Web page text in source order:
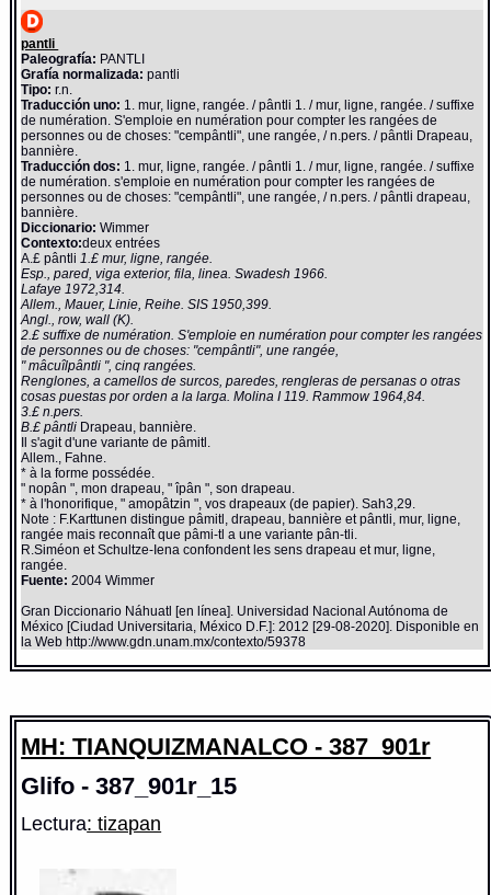
pantli
Paleografía: PANTLI
Grafía normalizada: pantli
Tipo: r.n.
Traducción uno: 1. mur, ligne, rangée. / pântli 1. / mur, ligne, rangée. / suffixe
de numération. S'emploie en numération pour compter les rangées de
personnes ou de choses: "cempântli", une rangée, / n.pers. / pântli Drapeau,
bannière.
Traducción dos: 1. mur, ligne, rangée. / pântli 1. / mur, ligne, rangée. / suffixe
de numération. s'emploie en numération pour compter les rangées de
personnes ou de choses: "cempântli", une rangée, / n.pers. / pântli drapeau,
bannière.
Diccionario:Wimmer
Contexto:deux entrées
A.£ pântli 1.£ mur, ligne, rangée.
Esp., pared, viga exterior, fila, linea. Swadesh 1966.
Lafaye 1972,314.
Allem., Mauer, Linie, Reihe. SIS 1950,399.
Angl., row, wall (K).
2.£ suffixe de numération. S'emploie en numération pour compter les rangées
de personnes ou de choses: "cempântli", une rangée,
" mâcuîlpântli ", cinq rangées.
Renglones, a camellos de surcos, paredes, rengleras de persanas o otras
cosas puestas por orden a la larga. Molina I 119. Rammow 1964,84.
3.£ n.pers.
B.£ pântli Drapeau, bannière.
Il s'agit d'une variante de pâmitl.
Allem., Fahne.
* à la forme possédée.
" nopân ", mon drapeau, " îpân ", son drapeau.
* à l'honorifique, " amopâtzin ", vos drapeaux (de papier). Sah3,29.
Note : F.Karttunen distingue pâmitl, drapeau, bannière et pântli, mur, ligne,
rangée mais reconnaît que pâmi-tl a une variante pân-tli.
R.Siméon et Schultze-Iena confondent les sens drapeau et mur, ligne,
rangée.
Fuente: 2004 Wimmer
Gran Diccionario Náhuatl [en línea]. Universidad Nacional Autónoma de
México [Ciudad Universitaria, México D.F.]: 2012 [29-08-2020]. Disponible en
la Web http://www.gdn.unam.mx/contexto/59378
MH: TIANQUIZMANALCO - 387_901r
Glifo - 387_901r_15
Lectura: tizapan